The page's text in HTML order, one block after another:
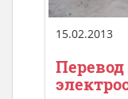
15.02.2013
Перевод